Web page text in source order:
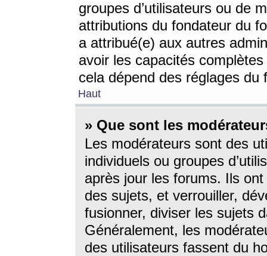
groupes d’utilisateurs ou de
attributions du fondateur du
a attribué(e) aux autres
avoir les capacités
cela dépend des réglages du
Haut
» Que sont les
Les modérateurs sont des
individuels ou groupes
après jour les forums. Ils ont
des sujets, et verrouiller,
fusionner, diviser les sujets
Généralement, les
des utilisateurs fassent du